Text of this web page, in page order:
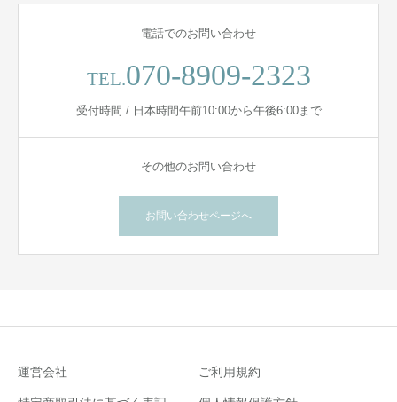
電話でのお問い合わせ
TEL.070-8909-2323
受付時間 / 日本時間午前10:00から午後6:00まで
その他のお問い合わせ
お問い合わせページへ
運営会社 ご利用規約